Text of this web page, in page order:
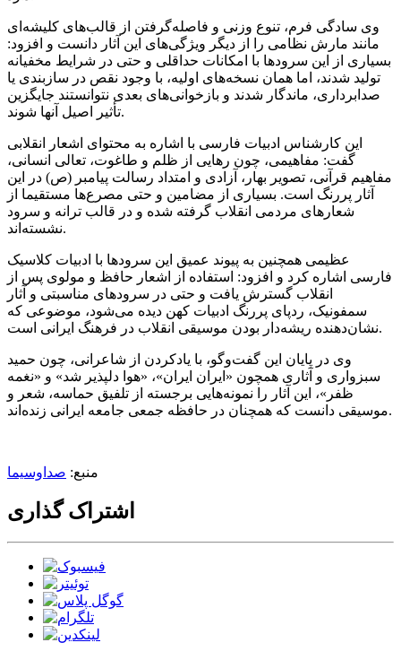
وی سادگی فرم، تنوع وزنی و فاصله‌گرفتن از قالب‌های کلیشه‌ای
مانند مارش نظامی را از دیگر ویژگی‌های این آثار دانست و افزود:
بسیاری از این سرود‌ها با امکانات حداقلی و حتی در شرایط مخفیانه
تولید شدند، اما همان نسخه‌های اولیه، با وجود نقص در سازبندی یا
صدابرداری، ماندگار شدند و بازخوانی‌های بعدی نتوانستند جایگزین
تأثیر اصیل آنها شوند.
این کارشناس ادبیات فارسی با اشاره به محتوای اشعار انقلابی
گفت: مفاهیمی، چون رهایی از ظلم و طاغوت، تعالی انسانی،
مفاهیم قرآنی، تصویر بهار، آزادی و امتداد رسالت پیامبر (ص) در این
آثار پررنگ است. بسیاری از مضامین و حتی مصرع‌ها مستقیما از
شعار‌های مردمی انقلاب گرفته شده و در قالب ترانه و سرود
نشسته‌اند.
عظیمی همچنین به پیوند عمیق این سرود‌ها با ادبیات کلاسیک
فارسی اشاره کرد و افزود: استفاده از اشعار حافظ و مولوی پس از
انقلاب گسترش یافت و حتی در سرود‌های مناسبتی و آثار
سمفونیک، ردپای پررنگ ادبیات کهن دیده می‌شود، موضوعی که
نشان‌دهنده ریشه‌دار بودن موسیقی انقلاب در فرهنگ ایرانی است.
وی در پایان این گفت‌و‌گو، با یادکردن از شاعرانی، چون حمید
سبزواری و آثاری همچون «ایران ایران»، «هوا دلپذیر شد» و «نغمه
ظفر»، این آثار را نمونه‌هایی برجسته از تلفیق حماسه، شعر و
موسیقی دانست که همچنان در حافظه جمعی جامعه ایرانی زنده‌اند.
منبع: صداوسیما
اشتراک گذاری